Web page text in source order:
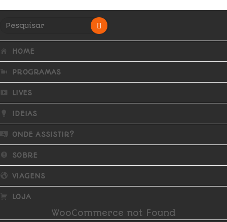
HOME
PROGRAMAS
LIVES
IDEIAS
ONDE ASSISTIR?
SOBRE
VIAGENS
LOJA
WooCommerce not Found